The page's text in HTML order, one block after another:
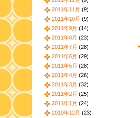
2011年11月 (9)
2011年10月 (9)
2011年9月 (14)
2011年8月 (23)
2011年7月 (28)
2011年6月 (29)
2011年5月 (28)
2011年4月 (26)
2011年3月 (32)
2011年2月 (25)
2011年1月 (24)
2010年12月 (23)